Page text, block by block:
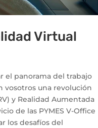
Virtual
el panorama del trabajo
vosotros una revolución
y Realidad Aumentada
de las PYMES V-Office
los desafíos del